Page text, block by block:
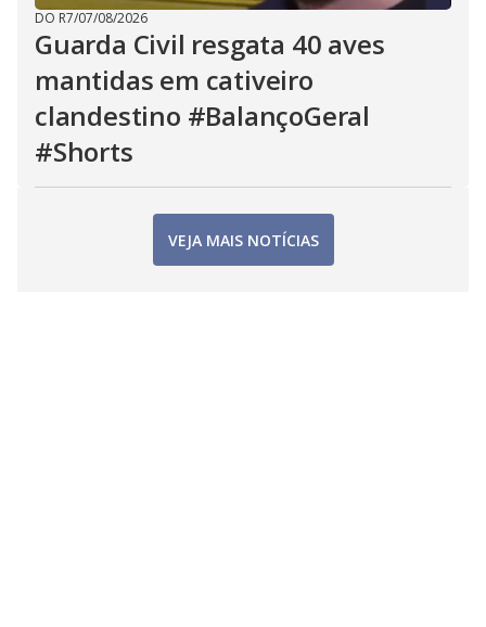
DO R7/07/08/2026
Guarda Civil resgata 40 aves
mantidas em cativeiro
clandestino #BalançoGeral
#Shorts
VEJA MAIS NOTÍCIAS